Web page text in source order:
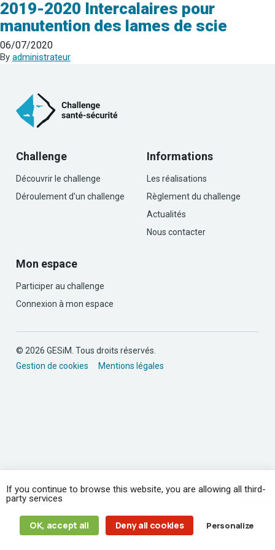
2019-2020 Intercalaires pour
manutention des lames de scie
06/07/2020
By administrateur
Challenge
Découvrir le challenge
Déroulement d’un challenge
Informations
Les réalisations
Règlement du challenge
Actualités
Nous contacter
Mon espace
Participer au challenge
Connexion à mon espace
© 2026 GESiM. Tous droits réservés.
Gestion de cookies
Mentions légales
If you continue to browse this website, you are allowing all third-
party services
OK, accept all Deny all cookies Personalize